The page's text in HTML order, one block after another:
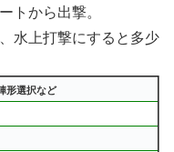
トから出撃。
水上打撃にすると多少
形選択など